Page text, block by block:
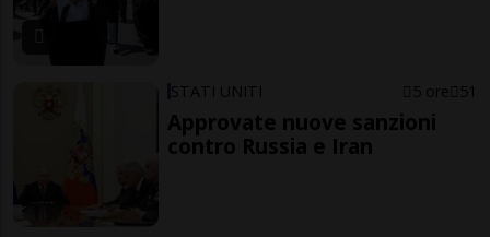
STATI UNITI 5 ore 51
Approvate nuove sanzioni
contro Russia e Iran